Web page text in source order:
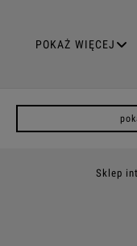
GNIAZDA ELEKTRYCZNE
POKAŻ WIĘCEJ
Sklep